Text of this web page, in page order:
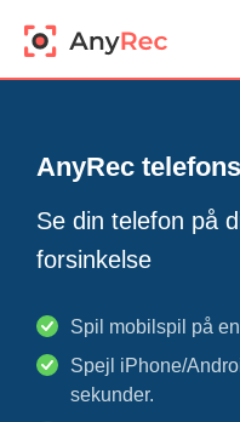
AnyRec
Se din telefon på
forsinkelse
Spil mobilspil på
Spejl iPhone/
sekunder.